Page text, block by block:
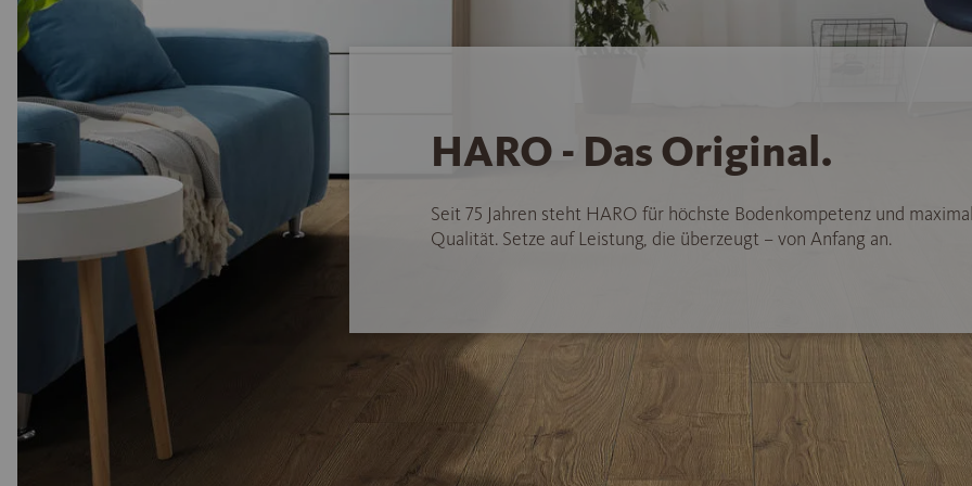
HARO - Das Original.
Seit 75 Jahren steht HARO für höchste Bodenkompetenz und
Qualität. Setze auf Leistung, die überzeugt – von Anfang an.